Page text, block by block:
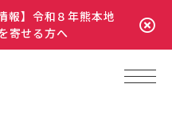
報】令和８年熊本地
寄せる方へ